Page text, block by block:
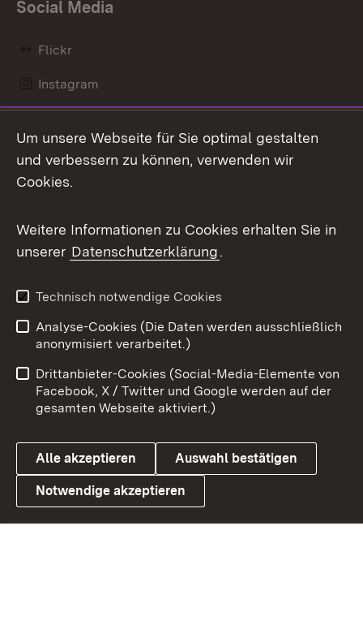
Social Media
Flickr
Instagram
Mastodon
Messenger
Social Wall
X / Twitter
Youtube
Link zum Landesportal
Benutzungshinweise
Barrierefreiheit
Datenschutz
Cookies
Um unsere Webseite für Sie optimal gestalten
und verbessern zu können, verwenden wir
Cookies.
Weitere Informationen zu Cookies erhalten Sie in
unserer Datenschutzerklärung.
Technisch notwendige Cookies
Analyse-Cookies (Die Daten werden ausschließlich
anonymisiert verarbeitet.)
Drittanbieter-Cookies (Social-Media-Elemente von
Facebook, X / Twitter und Google werden auf der
gesamten Webseite aktiviert.)
Alle akzeptieren Auswahl bestätigen
Notwendige akzeptieren